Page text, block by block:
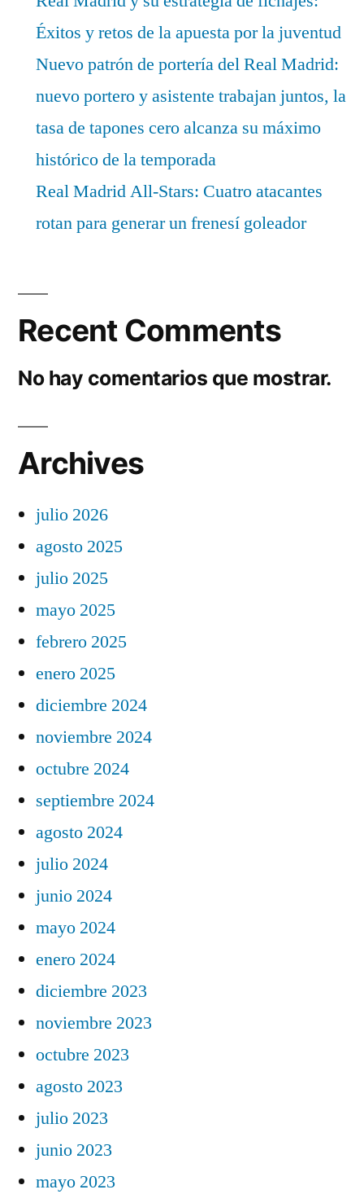
Éxitos y retos de la apuesta por la juventud
Nuevo patrón de portería del Real Madrid:
nuevo portero y asistente trabajan juntos, la
tasa de tapones cero alcanza su máximo
histórico de la temporada
Real Madrid All-Stars: Cuatro atacantes
rotan para generar un frenesí goleador
Recent Comments
No hay comentarios que mostrar.
Archives
julio 2026
agosto 2025
julio 2025
mayo 2025
febrero 2025
enero 2025
diciembre 2024
noviembre 2024
octubre 2024
septiembre 2024
agosto 2024
julio 2024
junio 2024
mayo 2024
enero 2024
diciembre 2023
noviembre 2023
octubre 2023
agosto 2023
julio 2023
junio 2023
mayo 2023